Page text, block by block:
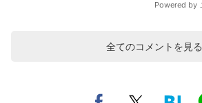
全てのコメントを見る